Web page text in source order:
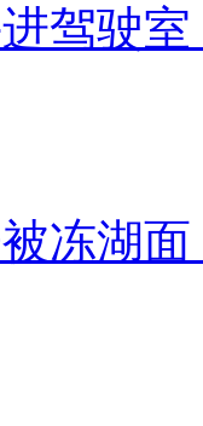
驾驶
冻湖